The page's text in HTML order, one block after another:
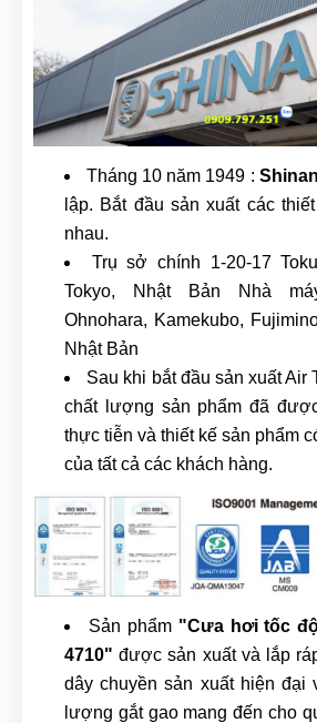
Tháng 10 năm 1949 :
lập. Bắt đầu sản xuất các
nhau.
Trụ sở chính 1-20-17
Tokyo, Nhật Bản Nhà
Ohnohara, Kamekubo,
Nhật Bản
Sau khi bắt đầu sản xuất Air
chất lượng sản phẩm đã
thực tiễn và thiết kế sản phẩm
của tất cả các khách hàng.
Sản phẩm "Cưa hơi tốc
4710" được sản xuất và lắp
dây chuyền sản xuất hiện đại
lượng gắt gao mang đến cho